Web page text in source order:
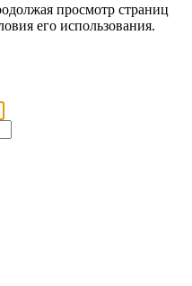
просмотр страниц
его использования.